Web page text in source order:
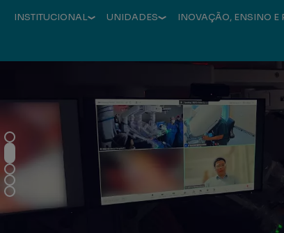
INSTITUCIONAL UNIDADES INOVAÇÃO, ENSINO E
Hospital Mãe de Deus